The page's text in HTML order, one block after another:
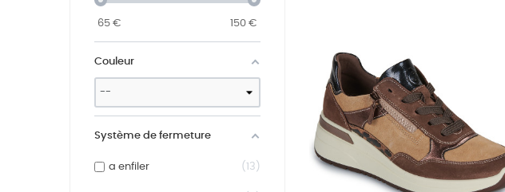
65 € 150 €
Couleur
Système de fermeture
a enfiler 13